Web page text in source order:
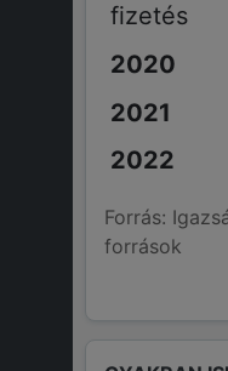
fizetés
Forrás:
források